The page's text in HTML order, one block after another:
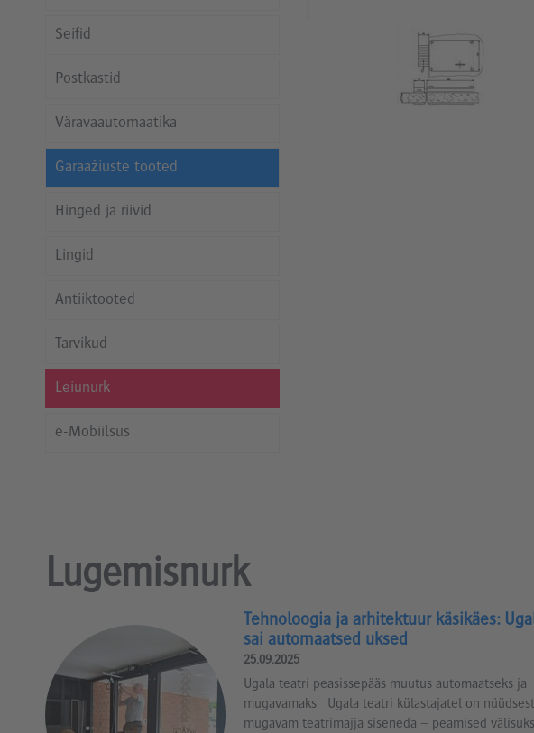
Seifid
Postkastid
Väravaautomaatika
Garaažiuste tooted
Hinged ja riivid
Lingid
Antiiktooted
Tarvikud
Leiunurk
e-Mobiilsus
Lugemisnurk
Tehnoloogia ja arhitektuur käsikäes:
sai automaatsed uksed
25.09.2025
Ugala teatri peasissepääs muutus automaatseks ja
mugavamaks Ugala teatri külastajatel on
mugavam teatrimajja siseneda – peamised